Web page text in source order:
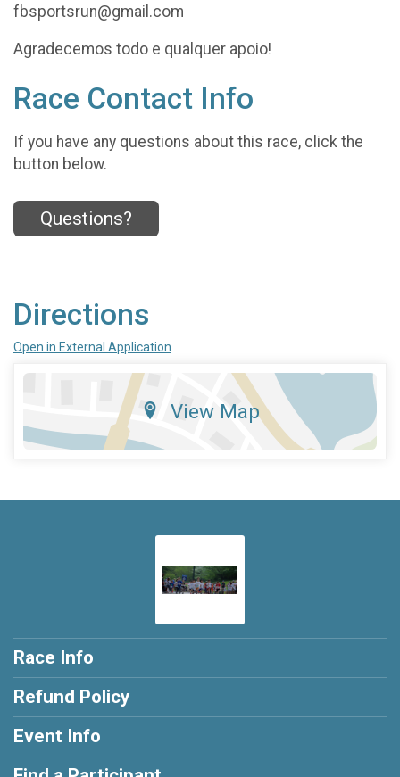
fbsportsrun@gmail.com
Agradecemos todo e qualquer apoio!
Race Contact Info
If you have any questions about this race, click the
button below.
Questions?
Directions
Open in External Application
View Map
Race Info
Refund Policy
Event Info